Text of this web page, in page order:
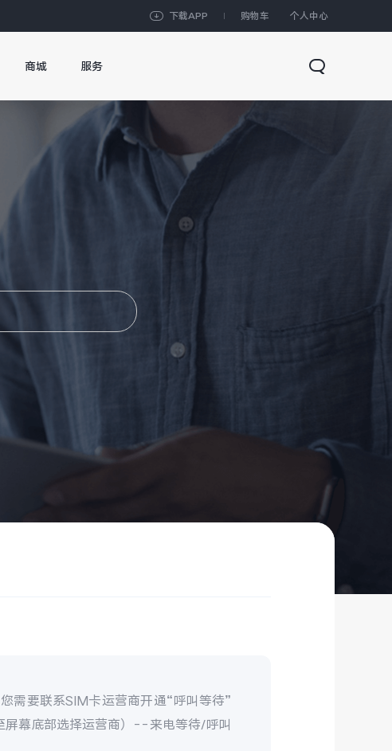
下载APP 购物车 个人中心
商城 服务
需要联系SIM卡运营商开通“呼叫等待”
幕底部选择运营商）--来电等待/呼叫